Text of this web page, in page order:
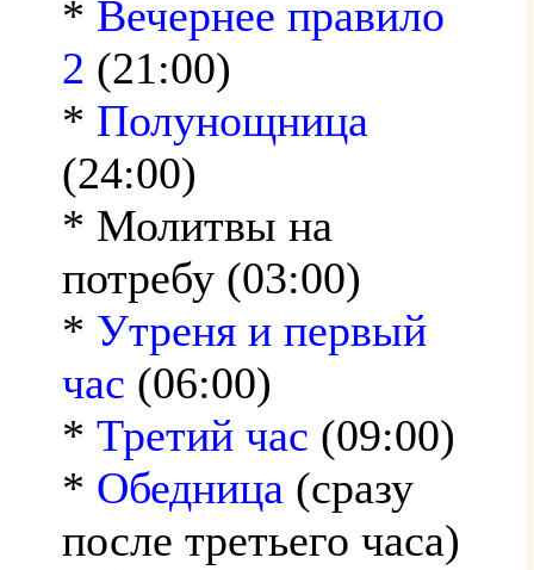
* Вечернее правило
2 (21:00)
* Полунощница
(24:00)
* Молитвы на
потребу (03:00)
* Утреня и первый
час (06:00)
* Третий час (09:00)
* Обедница (сразу
после третьего часа)